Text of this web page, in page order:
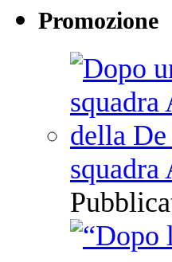
Promozione
squadra